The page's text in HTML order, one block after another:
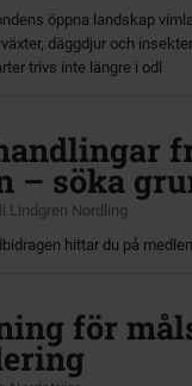
öppna landskap
däggdjur och
trivs inte längre i odl
– söka
Lindgren Nordling
hittar du på
för